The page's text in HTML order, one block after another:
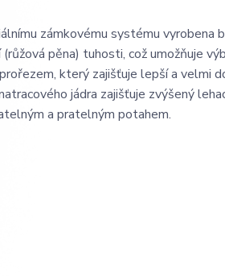
zámkovému systému vyrobena
pěna) tuhosti, což umožňuje
který zajišťuje lepší a velmi
jádra zajišťuje zvýšený
a pratelným potahem.